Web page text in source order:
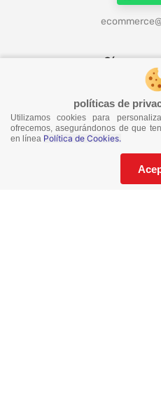
políticas de
Utilizamos cookies para
ofrecemos, asegurándonos de que
en línea Política de Cookies.
¡No te pierdas
Suscríbete a